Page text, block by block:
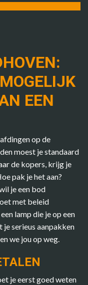
EEN
op de
moest je standaard
de kopers, krijg je
pak je het aan?
je een bod
met beleid
lamp die je op een
serieus aanpakken
we jou op weg.
je eerst goed weten